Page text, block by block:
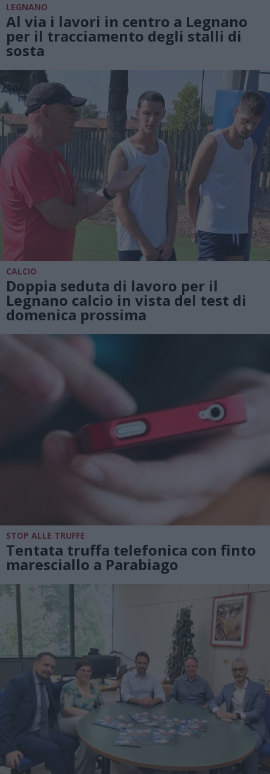
LEGNANO
Al via i lavori in centro a Legnano
per il tracciamento degli stalli di
sosta
CALCIO
Doppia seduta di lavoro per il
Legnano calcio in vista del test di
domenica prossima
STOP ALLE TRUFFE
Tentata truffa telefonica con finto
maresciallo a Parabiago